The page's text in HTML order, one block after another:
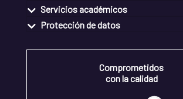
Servicios académicos
Protección de datos
Comprometidos
con la calidad